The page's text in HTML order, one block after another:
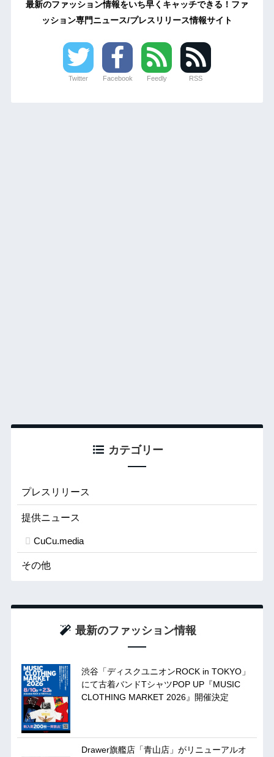
最新のファッション情報をいち早くキャッチできる！ファ
ッション専門ニュース/プレスリリース情報サイト
Twitter Facebook Feedly RSS
カテゴリー
プレスリリース
提供ニュース
CuCu.media
その他
最新のファッション情報
渋谷「ディスクユニオンROCK in TOKYO」
にて古着バンドTシャツPOP UP『MUSIC
CLOTHING MARKET 2026』開催決定
Drawer旗艦店「青山店」がリニューアルオ